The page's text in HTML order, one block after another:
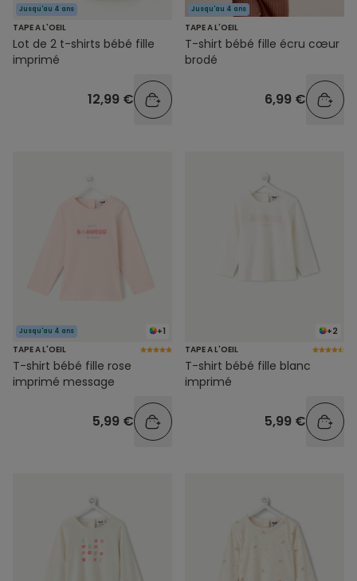
Jusqu'au 4 ans
TAPE A L'OEIL
Lot de 2 t-shirts bébé fille
imprimé
12,99 €
Jusqu'au 4 ans
TAPE A L'OEIL
T-shirt bébé fille écru cœur
brodé
6,99 €
+1
Jusqu'au 4 ans
TAPE A L'OEIL
T-shirt bébé fille rose
imprimé message
5,99 €
+2
TAPE A L'OEIL
T-shirt bébé fille blanc
imprimé
5,99 €